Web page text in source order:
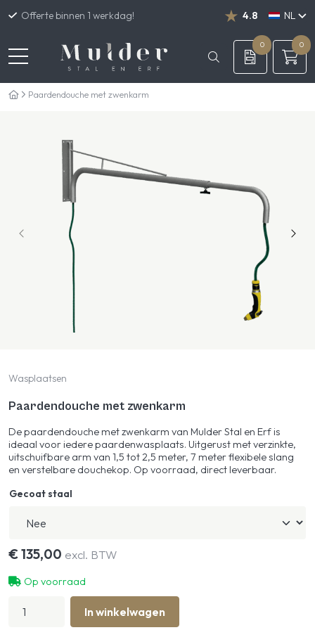
Offerte binnen 1 werkdag! 4.8
NL
EN
0 0
Paardendouche met zwenkarm
Wasplaatsen
Paardendouche met zwenkarm
De paardendouche met zwenkarm van Mulder Stal en Erf is
ideaal voor iedere paardenwasplaats. Uitgerust met verzinkte,
uitschuifbare arm van 1,5 tot 2,5 meter, 7 meter flexibele slang
en verstelbare douchekop. Op voorraad, direct leverbaar.
Gecoat staal
€135,00 excl. BTW
Op voorraad
Paardendouche
met
In winkelwagen